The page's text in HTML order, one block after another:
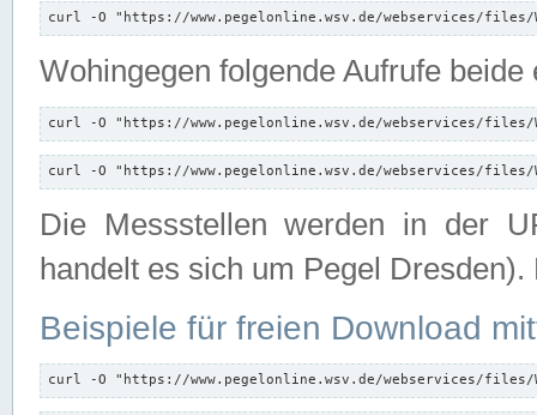
curl -O "https://www.pegelonline.wsv.de/webservices/files/
Wohingegen folgende Aufrufe beide
curl -O "https://www.pegelonline.wsv.de/webservices/files/
curl -O "https://www.pegelonline.wsv.de/webservices/files/
Die Messstellen werden in der
handelt es sich um Pegel
Beispiele für freien Download
curl -O "https://www.pegelonline.wsv.de/webservices/files/